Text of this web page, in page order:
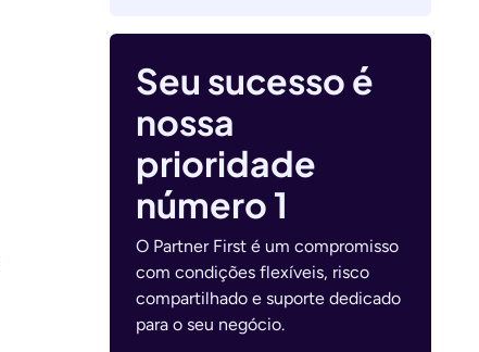
Seu sucesso é
nossa
prioridade
número 1
O Partner First é um compromisso
com condições flexíveis, risco
compartilhado e suporte dedicado
para o seu negócio.